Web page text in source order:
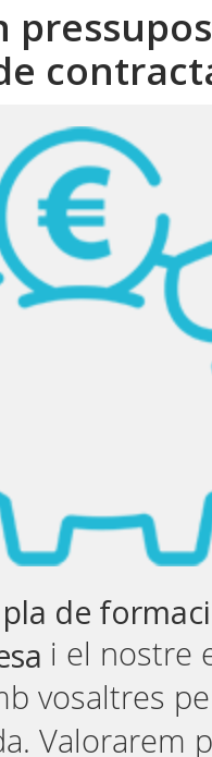
de
i el nostre
vosaltres
Valorarem